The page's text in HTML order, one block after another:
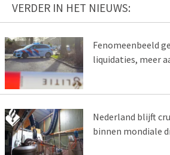
VERDER IN HET NIEUWS:
Fenomeenbeeld
liquidaties, meer
Nederland blijft
binnen mondiale